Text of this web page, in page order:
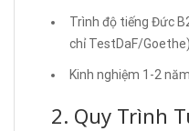
Trình độ tiếng Đức
chỉ TestDaF/Goethe)
Kinh nghiệm 1-2
2. Quy Trình